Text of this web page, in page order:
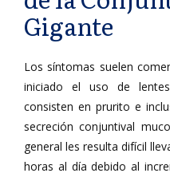
Gigante
Los síntomas suelen
iniciado el uso de
consisten en prurito e
secreción conjuntival
general les resulta difícil
horas al día debido al